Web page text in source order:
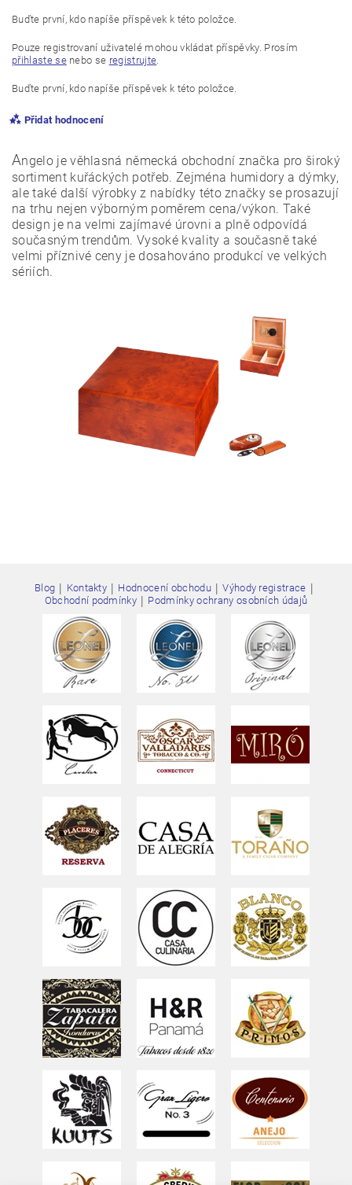
Buďte první, kdo napíše příspěvek k této položce.
Pouze registrovaní uživatelé mohou vkládat příspěvky. Prosím
přihlaste senebo se registrujte
Buďte první, kdo napíše příspěvek k této položce.
Přidat hodnocení
Vložením hodnocení souhlasíte spodmínkami ochrany
osobních údajů
Angelo je věhlasná německá obchodní značka pro široký
sortiment kuřáckých potřeb. Zejména humidory a dýmky,
ale také další výrobky z nabídky této značky se prosazují
na trhu nejen výborným poměrem cena/výkon. Také
design je na velmi zajímavé úrovni a plně odpovídá
současným trendům. Vysoké kvality a současně také
velmi příznivé ceny je dosahováno produkcí ve velkých
sériích.
Blog Kontakty Hodnocení obchodu Výhody registrace
Obchodní podmínky Podmínky ochrany osobních údajů